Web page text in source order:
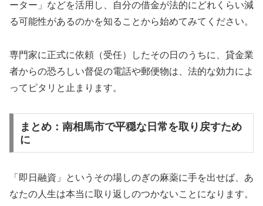
ーター」などを活用し、自分の借金が法的にどれくらい減
る可能性があるのかを知ることから始めてみてください。
専門家に正式に依頼（受任）したその日のうちに、貸金業
者からの恐ろしい督促の電話や郵便物は、法的な効力によ
ってピタリと止まります。
まとめ：南相馬市で平穏な日常を取り戻すため
に
「即日融資」というその場しのぎの麻薬に手を出せば、あ
なたの人生は本当に取り返しのつかないことになります。